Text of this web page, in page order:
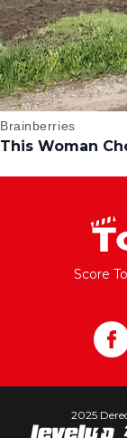
Score
2025